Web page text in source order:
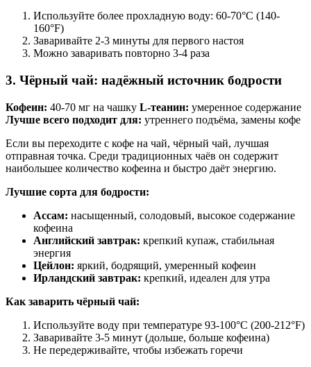
Используйте более прохладную воду: 60-70°C (140-
160°F)
Заваривайте 2-3 минуты для первого настоя
Можно заваривать повторно 3-4 раза
3. Чёрный чай: надёжный источник бодрости
Кофеин: 40-70 мг на чашку L-теанин: умеренное содержание
Лучше всего подходит для: утреннего подъёма, замены кофе
Если вы переходите с кофе на чай, чёрный чай, лучшая
отправная точка. Среди традиционных чаёв он содержит
наибольшее количество кофеина и быстро даёт энергию.
Лучшие сорта для бодрости:
Ассам: насыщенный, солодовый, высокое содержание
кофеина
Английский завтрак: крепкий купаж, стабильная
энергия
Цейлон: яркий, бодрящий, умеренный кофеин
Ирландский завтрак: крепкий, идеален для утра
Как заварить чёрный чай:
Используйте воду при температуре 93-100°C (200-212°F)
Заваривайте 3-5 минут (дольше, больше кофеина)
Не передерживайте, чтобы избежать горечи